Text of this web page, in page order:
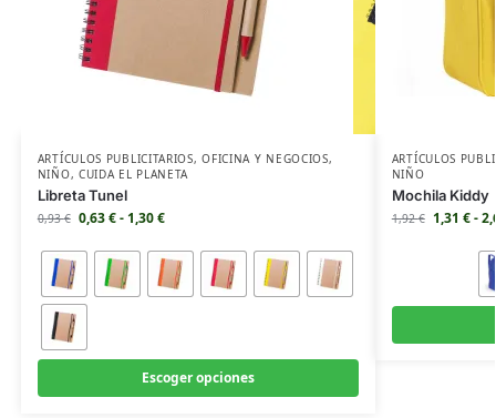
ARTÍCULOS PUBLICITARIOS,OFICINA Y NEGOCIOS,
NIÑO, CUIDA EL PLANETA
Libreta Tunel
0,93€ 0,63€- 1,30€
Escoger opciones
ARTÍCULOS
NIÑO
Mochila Kiddy
1,92€ 1,31 €-